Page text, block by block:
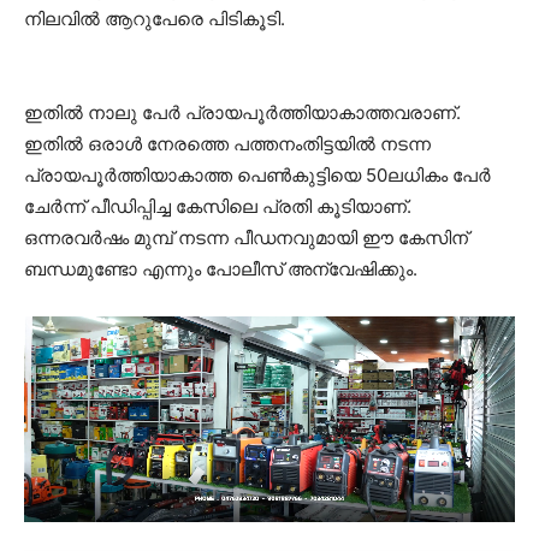
നിലവിൽ ആറുപേരെ പിടികൂടി.
ഇതിൽ നാലു പേർ പ്രായപൂർത്തിയാകാത്തവരാണ്.
ഇതിൽ ഒരാൾ നേരത്തെ പത്തനംതിട്ടയിൽ നടന്ന
പ്രായപൂർത്തിയാകാത്ത പെൺകുട്ടിയെ 50ലധികം പേർ
ചേർന്ന് പീഡിപ്പിച്ച കേസിലെ പ്രതി കൂടിയാണ്.
ഒന്നരവർഷം മുമ്പ് നടന്ന പീഡനവുമായി ഈ കേസിന്
ബന്ധമുണ്ടോ എന്നും പോലീസ് അന്വേഷിക്കും.